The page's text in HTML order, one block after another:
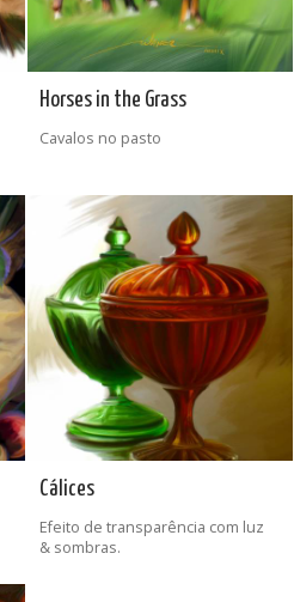
Horses in the Grass
Cavalos no pasto
Cálices
Efeito de transparência com luz
& sombras.